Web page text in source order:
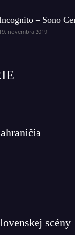
– Sono
19. novembra 2019
scény